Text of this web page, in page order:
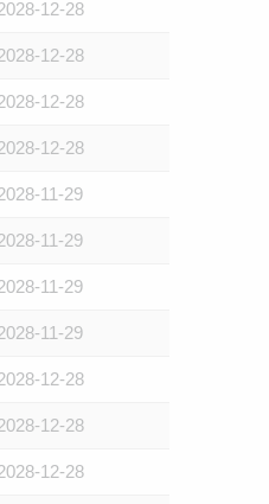
12-28
12-28
12-28
12-28
11-29
11-29
11-29
11-29
12-28
12-28
12-28